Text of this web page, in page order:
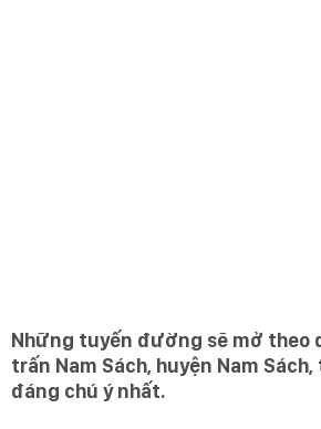
Những tuyến đường sẽ mở theo
trấn Nam Sách, huyện Nam
đáng chú ý nhất.